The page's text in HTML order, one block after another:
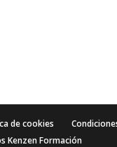
de cookies
Kenzen Formación